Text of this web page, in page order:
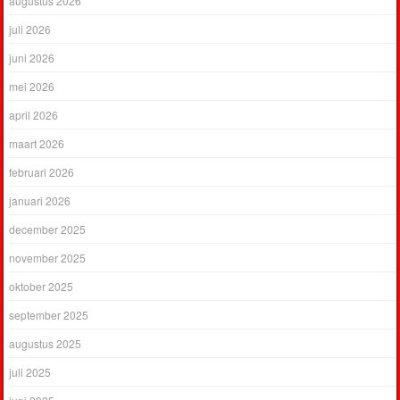
juli 2026
juni 2026
mei 2026
april 2026
maart 2026
februari 2026
januari 2026
december 2025
november 2025
oktober 2025
september 2025
augustus 2025
juli 2025